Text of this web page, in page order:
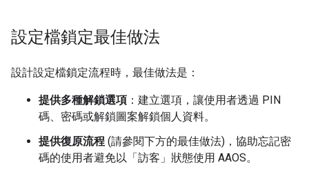
設定檔鎖定最佳做法
設計設定檔鎖定流程時，最佳做法是：
提供多種解鎖選項 ：建立選項，讓使用者透過 PIN
碼、密碼或解鎖圖案解鎖個人資料。
提供復原流程 (請參閱下方的最佳做法)，協助忘記密
碼的使用者避免以「訪客」狀態使用 AAOS。